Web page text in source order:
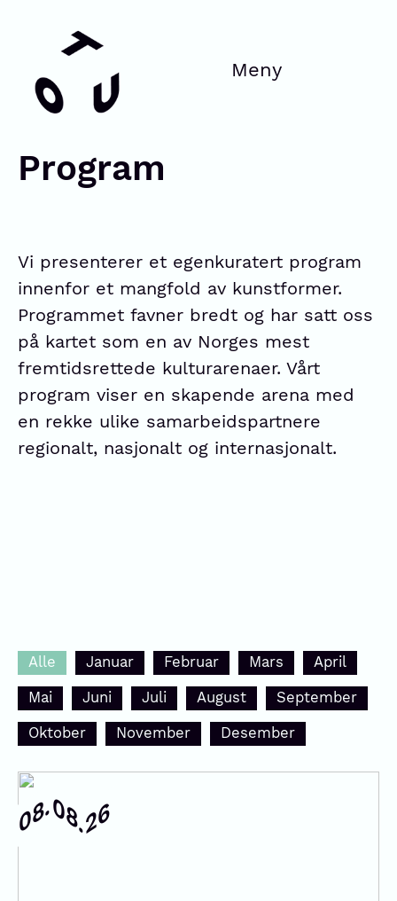
Program
Vi presenterer et egenkuratert program
innenfor et mangfold av kunstformer.
Programmet favner bredt og har satt oss
på kartet som en av Norges mest
fremtidsrettede kulturarenaer. Vårt
program viser en skapende arena med
en rekke ulike samarbeidspartnere
regionalt, nasjonalt og internasjonalt.
Alle Januar Februar Mars April
Mai Juni Juli August September
Oktober November Desember
08.08.26